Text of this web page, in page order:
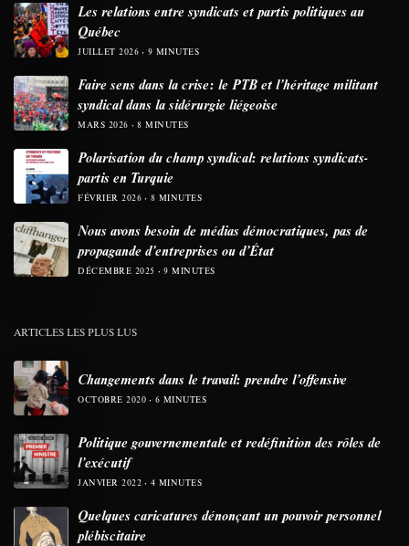
Les relations entre syndicats et partis politiques au
Québec
JUILLET 2026 9 MINUTES
Faire sens dans la crise: le PTB et l’héritage militant
syndical dans la sidérurgie liégeoise
MARS 2026 8 MINUTES
Polarisation du champ syndical: relations syndicats-
partis en Turquie
FÉVRIER 2026 8 MINUTES
Nous avons besoin de médias démocratiques, pas de
propagande d’entreprises ou d’État
DÉCEMBRE 2025 9 MINUTES
ARTICLES LES PLUS LUS
Changements dans le travail: prendre l’offensive
OCTOBRE 2020 6 MINUTES
Politique gouvernementale et redéfinition des rôles de
l’exécutif
JANVIER 2022 4 MINUTES
Quelques caricatures dénonçant un pouvoir personnel
plébiscitaire